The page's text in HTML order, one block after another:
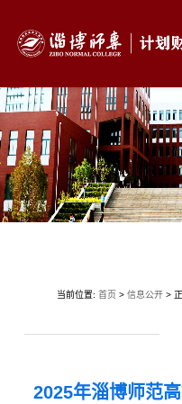
当前位置: 首页 > 信息公开>
2025年淄博师范